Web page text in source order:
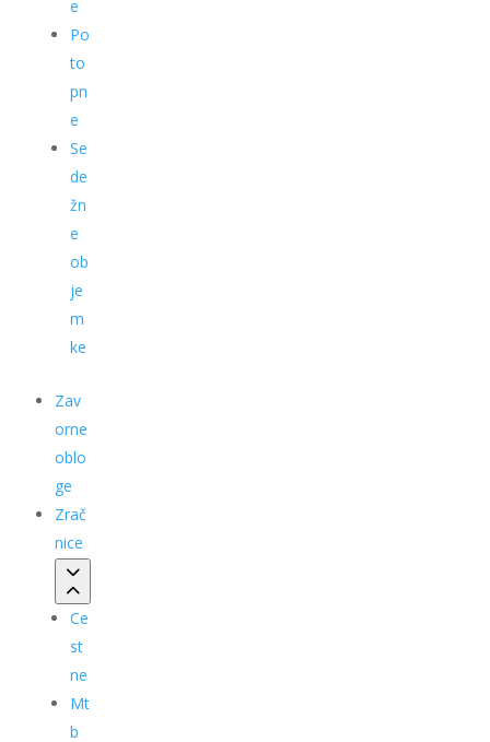
e
Po
to
pn
e
Se
de
žn
e
ob
je
m
ke
Zav
orne
oblo
ge
Zrač
nice
Ce
st
ne
Mt
b